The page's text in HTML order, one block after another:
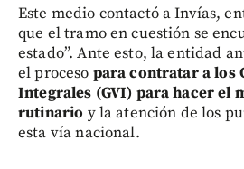
Este medio contactó a Invías,
que el tramo en cuestión se
estado”. Ante esto, la entidad
el proceso para contratar a los
Integrales (GVI) para hacer el
rutinario y la atención de los
esta vía nacional.